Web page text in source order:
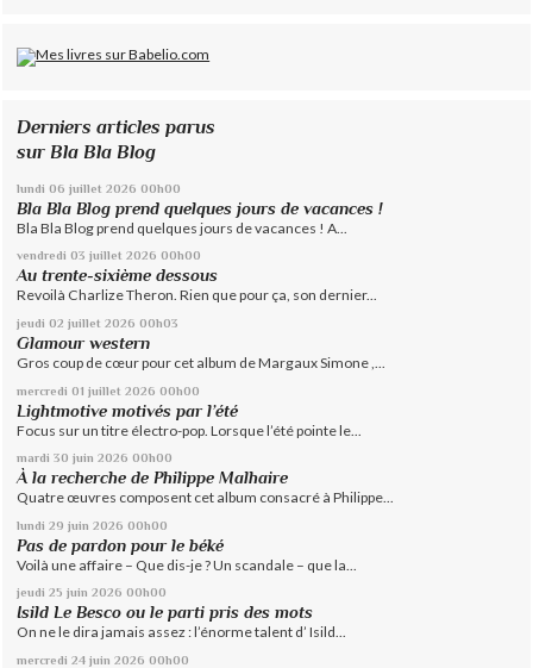
Derniers articles parus
sur Bla Bla Blog
lundi 06 juillet 2026 00h00
Bla Bla Blog prend quelques jours de vacances !
Bla Bla Blog prend quelques jours de vacances ! A...
vendredi 03 juillet 2026 00h00
Au trente-sixième dessous
Revoilà Charlize Theron. Rien que pour ça, son dernier...
jeudi 02 juillet 2026 00h03
Glamour western
Gros coup de cœur pour cet album de Margaux Simone ,...
mercredi 01 juillet 2026 00h00
Lightmotive motivés par l’été
Focus sur un titre électro-pop. Lorsque l’été pointe le...
mardi 30 juin 2026 00h00
À la recherche de Philippe Malhaire
Quatre œuvres composent cet album consacré à Philippe...
lundi 29 juin 2026 00h00
Pas de pardon pour le béké
Voilà une affaire – Que dis-je ? Un scandale – que la...
jeudi 25 juin 2026 00h00
Isild Le Besco ou le parti pris des mots
On ne le dira jamais assez : l’énorme talent d’ Isild...
mercredi 24 juin 2026 00h00